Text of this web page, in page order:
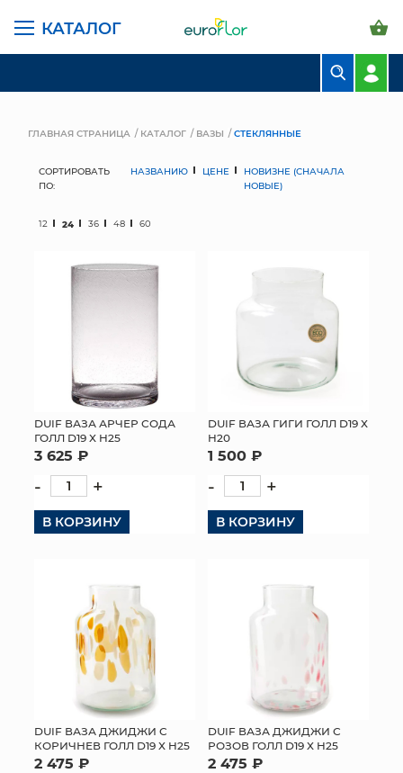
КАТАЛОГ
ГОРШКИ И КАШПО
МЯГКИЕ ИГРУШКИ
КОРЗИНЫ
ЯЩИКИ
ИСКУССТВЕННЫЕ ЦВЕТЫ
ПОДАРОЧНЫЕ КАРТЫ
ОПТОВЫМ КЛИЕНТАМ
ГЛАВНАЯ СТРАНИЦА КАТАЛОГ ВАЗЫ СТЕКЛЯННЫЕ
СОРТИРОВАТЬ
ПО:
НАЗВАНИЮ ЦЕНЕ
НОВИЗНЕ (СНАЧАЛА
НОВЫЕ)
12 24 36 48 60
DUIF ВАЗА АРЧЕР СОДА
ГОЛЛ D19 Х H25
3 625 ₽
- +
В КОРЗИНУ
DUIF ВАЗА ГИГИ ГОЛЛ D19 Х
H20
1 500 ₽
- +
В КОРЗИНУ
DUIF ВАЗА ДЖИДЖИ С
КОРИЧНЕВ ГОЛЛ D19 Х H25
2 475 ₽
DUIF ВАЗА ДЖИДЖИ С
РОЗОВ ГОЛЛ D19 Х H25
2 475 ₽